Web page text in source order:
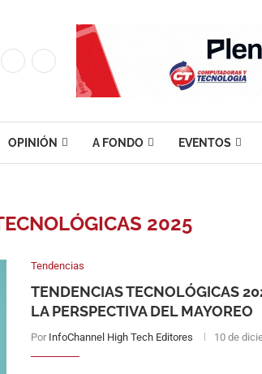
OPINIÓN A FONDO EVENTOS
2025
Tendencias
TENDENCIAS TECNOLÓGICAS
LA PERSPECTIVA DEL MAYOREO
Por InfoChannel High Tech Editores 10 de